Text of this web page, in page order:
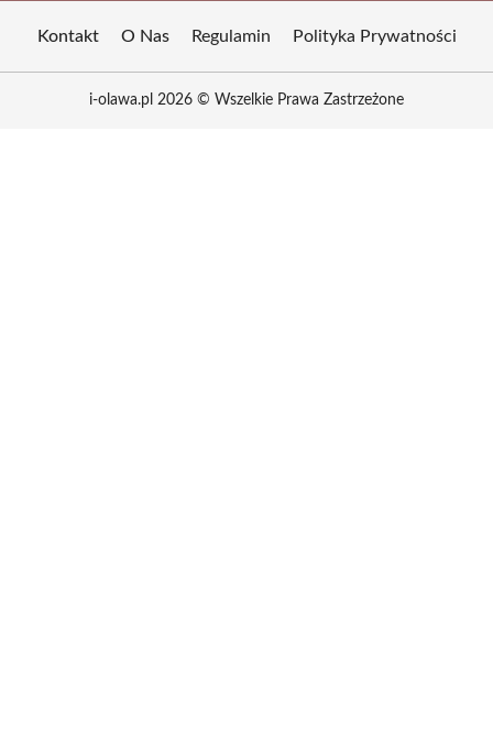
Kontakt O Nas Regulamin Polityka Prywatności
i-olawa.pl 2026 © Wszelkie Prawa Zastrzeżone